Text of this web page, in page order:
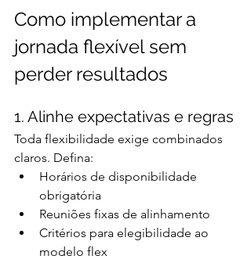
Como implementar a
jornada flexível sem
perder resultados
1. Alinhe expectativas e regras
Toda flexibilidade exige combinados
claros. Defina:
Horários de disponibilidade
obrigatória
Reuniões fixas de alinhamento
Critérios para elegibilidade ao
modelo flex